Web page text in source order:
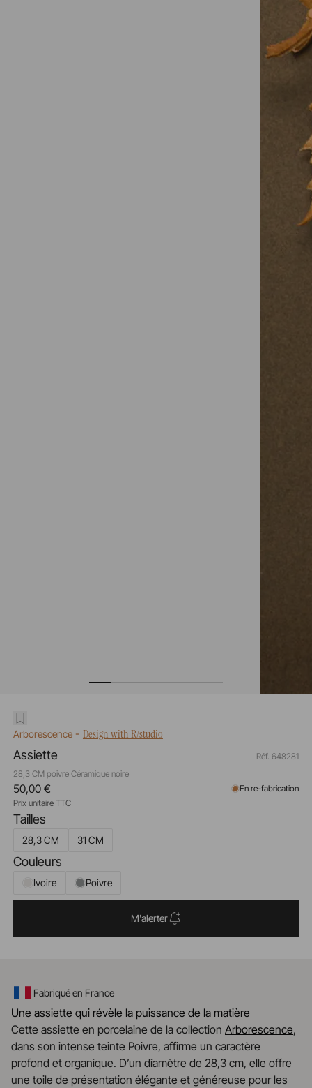
Arborescence- Design with R/studio
Assiette
28,3 CM poivre Céramique noire
Réf. 648281
Tailles
28,3 CM 31 CM
Couleurs
Ivoire Poivre
50,00 €
Prix unitaire TTC
En re-fabrication
M'alerter
Fabriqué en France
Une assiette qui révèle la puissance de la matière
Cette assiette en porcelaine de la collection Arborescence,
dans son intense teinte Poivre, affirme un caractère
profond et organique. D’un diamètre de 28,3 cm, elle offre
une toile de présentation élégante et généreuse pour les